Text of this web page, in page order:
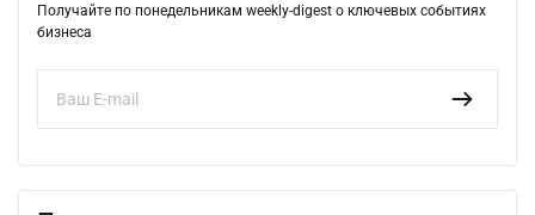
Получайте по понедельникам weekly-digest о ключевых событиях
бизнеса